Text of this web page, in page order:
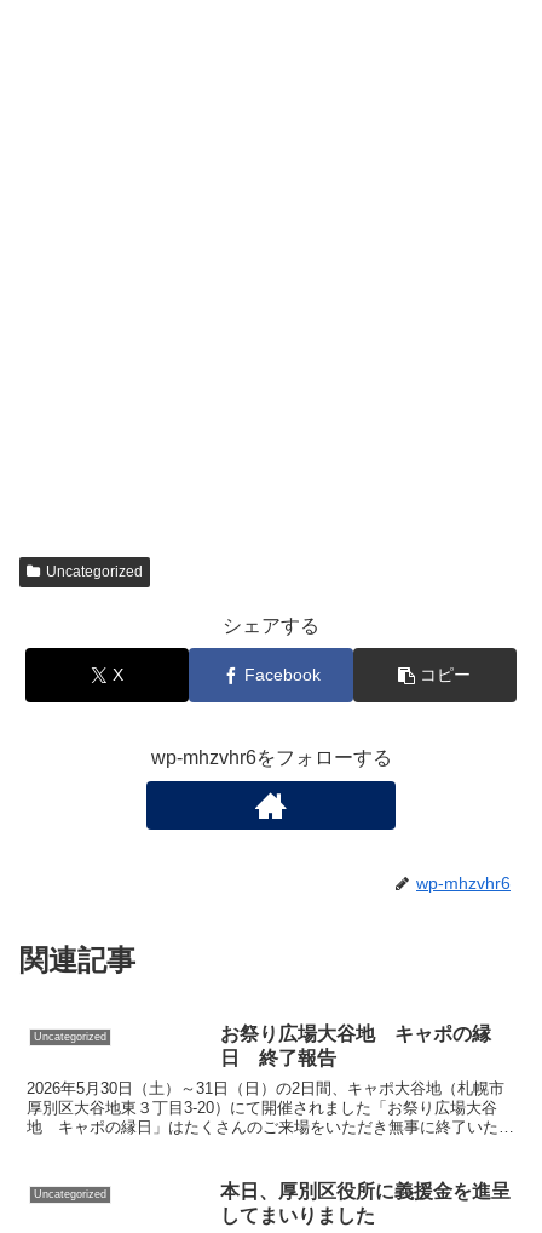
Uncategorized
シェアする
X Facebook コピー
wp-mhzvhr6をフォローする
wp-mhzvhr6
関連記事
Uncategorized
お祭り広場大谷地 キャポの縁
日 終了報告
2026年5月30日（土）～31日（日）の2日間、キャポ大谷地（札幌市
厚別区大谷地東３丁目3-20）にて開催されました「お祭り広場大谷
地 キャポの縁日」はたくさんのご来場をいただき無事に終了いたし
した。募金、出店者よりの寄付合計金額 73,386円
Uncategorized
本日、厚別区役所に義援金を進呈
してまいりました